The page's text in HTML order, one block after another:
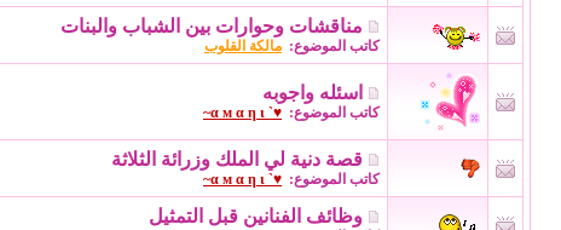
مناقشات وحوارات بين الشباب والبنات
كاتب الموضوع: مالكة القلوب
اسئله واجوبه
كاتب الموضوع: ♥` α м α η ι~
قصة دنية لي الملك وزرائة الثلاثة
كاتب الموضوع: ♥` α м α η ι~
وظائف الفنانين قبل التمثيل